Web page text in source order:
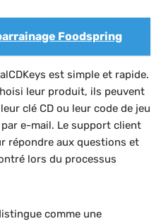
Foodspring
est simple et rapide.
leur produit, ils peuvent
clé CD ou leur code de jeu
e-mail. Le support client
répondre aux questions et
lors du processus
comme une